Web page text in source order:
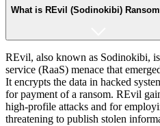
What is REvil (Sodinokibi)
REvil, also known as Sodinokibi,
service (RaaS) menace that
It encrypts the data in hacked
for payment of a ransom. REvil
high-profile attacks and for
threatening to publish stolen